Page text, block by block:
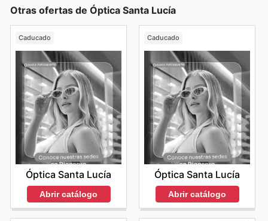
Otras ofertas de Óptica Santa Lucía
Caducado
Óptica Santa Lucía
Abrir catálogo
Caducado
Óptica Santa Lucía
Abrir catálogo